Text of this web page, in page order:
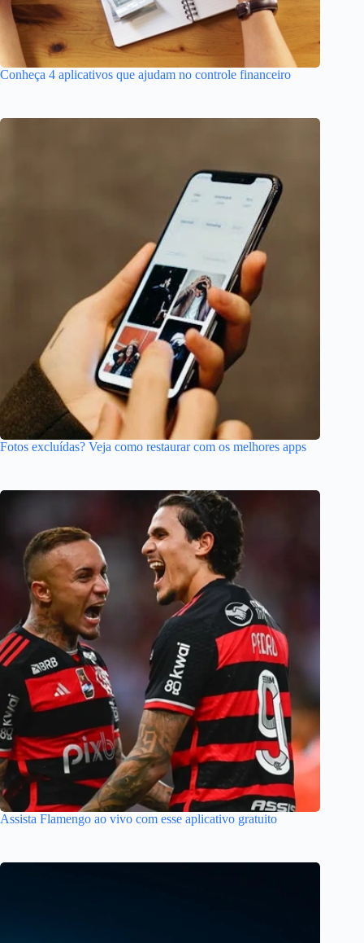
Conheça 4 aplicativos que ajudam no controle financeiro
Fotos excluídas? Veja como restaurar com os melhores apps
Assista Flamengo ao vivo com esse aplicativo gratuito